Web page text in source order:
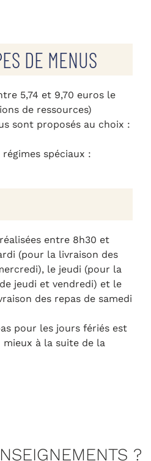
DE MENUS
5,74 et 9,70 euros le
de ressources)
sont proposés au choix :
spéciaux :
entre 8h30 et
(pour la livraison des
le jeudi (pour la
jeudi et vendredi) et le
des repas de samedi
pour les jours fériés est
mieux à la suite de la
?